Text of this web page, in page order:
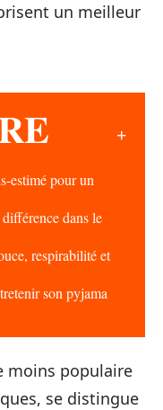
un meilleur
estimé pour un
dans le
respirabilité et
son pyjama
moins populaire
se distingue